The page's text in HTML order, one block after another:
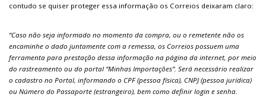
contudo se quiser proteger essa informação os Correios deixaram claro:
“Caso não seja informado no momento da compra, ou o remetente não os
encaminhe o dado juntamente com a remessa, os Correios possuem uma
ferramenta para prestação dessa informação na página da internet, por meio
do rastreamento ou do portal “Minhas Importações”. Será necessário realizar
o cadastro no Portal, informando o CPF (pessoa física), CNPJ (pessoa jurídica)
ou Número do Passaporte (estrangeiro), bem como definir login e senha.